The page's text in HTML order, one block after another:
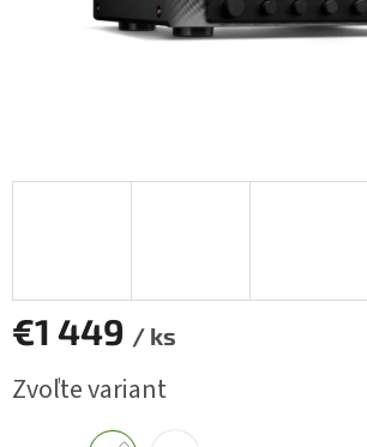
€1 449 / ks
cena:
Zvoľte variant